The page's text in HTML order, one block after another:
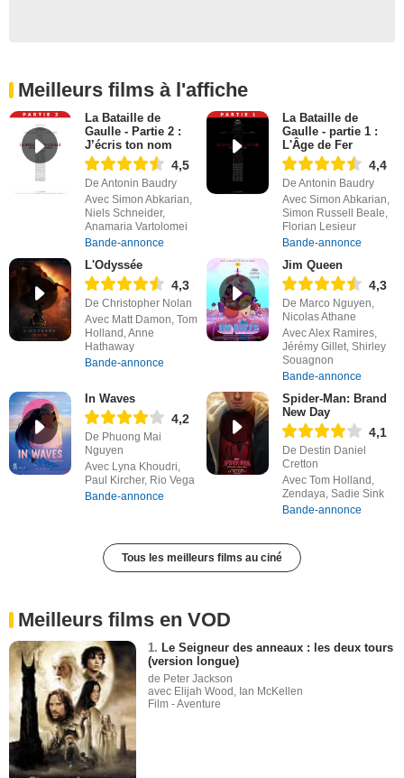
Meilleurs films à l'affiche
La Bataille de
Gaulle - Partie 2 :
J’écris ton nom
4,5
De Antonin Baudry
Avec Simon Abkarian,
Niels Schneider,
Anamaria Vartolomei
Bande-annonce
La Bataille de
Gaulle - partie 1 :
L'Âge de Fer
4,4
De Antonin Baudry
Avec Simon Abkarian,
Simon Russell Beale,
Florian Lesieur
Bande-annonce
L'Odyssée
4,3
De Christopher Nolan
Avec Matt Damon, Tom
Holland, Anne
Hathaway
Bande-annonce
Jim Queen
4,3
De Marco Nguyen,
Nicolas Athane
Avec Alex Ramires,
Jérémy Gillet, Shirley
Souagnon
Bande-annonce
In Waves
4,2
De Phuong Mai
Nguyen
Avec Lyna Khoudri,
Paul Kircher, Rio Vega
Bande-annonce
Spider-Man: Brand
New Day
4,1
De Destin Daniel
Cretton
Avec Tom Holland,
Zendaya, Sadie Sink
Bande-annonce
Tous les meilleurs films au ciné
Meilleurs films en VOD
1. Le Seigneur des anneaux : les deux tours
(version longue)
de Peter Jackson
avec Elijah Wood, Ian McKellen
Film - Aventure